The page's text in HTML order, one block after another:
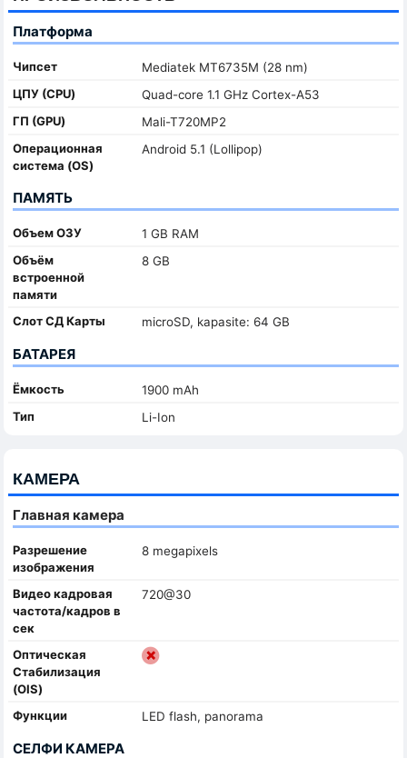
Платформа
Чипсет
Mediatek MT6735M (28 nm)
ЦПУ (CPU)
Quad-core 1.1 GHz Cortex-A53
ГП (GPU)
Mali-T720MP2
Oперационная
система (OS)
Android 5.1 (Lollipop)
ПАМЯТЬ
Объем ОЗУ
1 GB RAM
Объём
встроенной
памяти
8 GB
Слот СД Карты microSD, kapasite: 64 GB
БАТАРЕЯ
Ёмкость
1900 mAh
Тип
Li-Ion
КАМЕРА
Главная камера
Разрешение
изображения
8 megapixels
Видео кадровая
частота/кадров в
сек
720@30
Оптическая
Стабилизация
(OIS)
Функции
LED flash, panorama
СЕЛФИ КАМЕРА